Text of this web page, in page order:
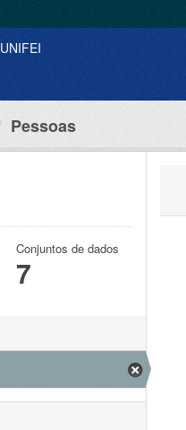
Pessoas
Conjuntos de dados
7